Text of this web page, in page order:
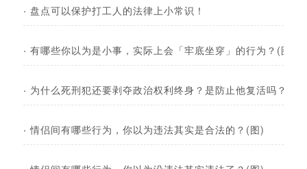
· 盘点可以保护打工人的法律上小常识！
· 有哪些你以为是小事，实际上会「牢底坐穿」的行为？(图)
· 为什么死刑犯还要剥夺政治权利终身？是防止他复活吗？
·情侣间有哪些行为，你以为违法其实是合法的？(图)